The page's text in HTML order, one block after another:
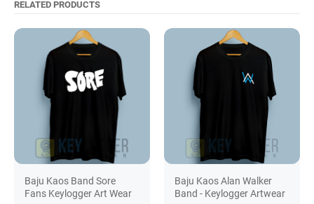
RELATED PRODUCTS
Baju Kaos Band Sore
Fans Keylogger Art Wear
Baju Kaos Alan Walker
Band - Keylogger Artwear